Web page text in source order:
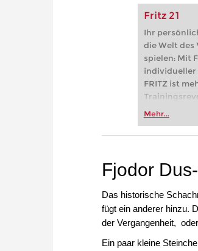
Fritz 21
Ihr
die Welt des
spielen: Mit
individueller
FRITZ ist
zuvor.
Mehr...
Fjodor
Das historische
fügt ein anderer hinzu.
der Vergangenheit,
Ein paar kleine